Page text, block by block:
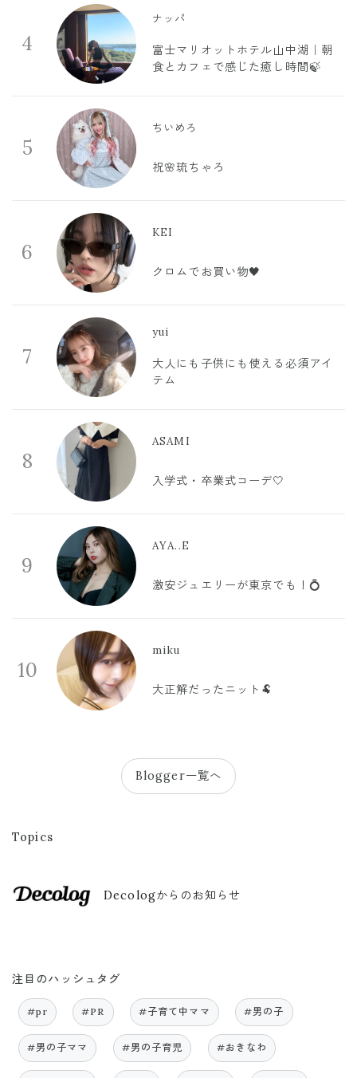
4
ナッパ
富士マリオットホテル山中湖｜朝
食とカフェで感じた癒し時間🍃
5
ちいめろ
祝🌸琉ちゃろ
6
KEI
クロムでお買い物🖤
7
yui
大人にも子供にも使える必須アイ
テム
8
ASAMI
入学式・卒業式コーデ🤍
9
AYA..E
激安ジュエリーが東京でも！💍
10
miku
大正解だったニット🐏
Blogger一覧へ
Topics
Decologからのお知らせ
注目のハッシュタグ
#pr #PR #子育て中ママ #男の子
#男の子ママ #男の子育児 #おきなわ